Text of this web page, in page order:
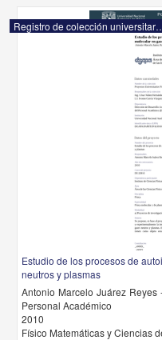
Registro de
Estudio de los procesos de
neutros y plasmas
Antonio Marcelo Juárez
Personal Académico
2010
Físico Matemáticas y Ciencias